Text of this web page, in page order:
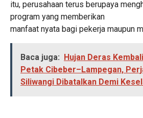
itu, perusahaan terus berupaya
program yang memberikan
manfaat nyata bagi pekerja maupun
Baca juga:
Hujan Deras
Petak Cibeber–Lampegan,
Siliwangi Dibatalkan Demi